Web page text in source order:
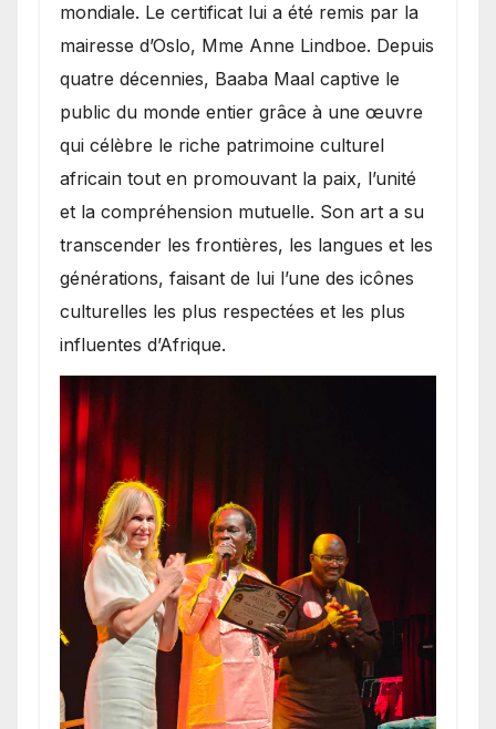
mondiale. Le certificat lui a été remis par la
mairesse d’Oslo, Mme Anne Lindboe. Depuis
quatre décennies, Baaba Maal captive le
public du monde entier grâce à une œuvre
qui célèbre le riche patrimoine culturel
africain tout en promouvant la paix, l’unité
et la compréhension mutuelle. Son art a su
transcender les frontières, les langues et les
générations, faisant de lui l’une des icônes
culturelles les plus respectées et les plus
influentes d’Afrique.